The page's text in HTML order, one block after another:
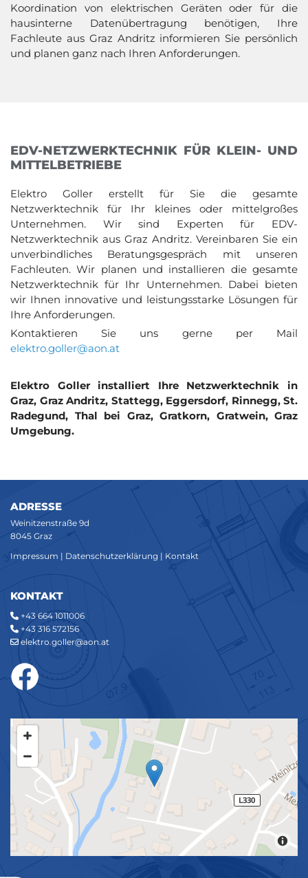
Koordination von elektrischen Geräten oder für die
hausinterne Datenübertragung benötigen, Ihre
Fachleute aus Graz Andritz informieren Sie persönlich
und planen ganz nach Ihren Anforderungen.
EDV-NETZWERKTECHNIK FÜR KLEIN- UND
MITTELBETRIEBE
Elektro Goller erstellt für Sie die gesamte
Netzwerktechnik für Ihr kleines oder mittelgroßes
Unternehmen. Wir sind Experten für EDV-
Netzwerktechnik aus Graz Andritz. Vereinbaren Sie ein
unverbindliches Beratungsgespräch mit unseren
Fachleuten. Wir planen und installieren die gesamte
Netzwerktechnik für Ihr Unternehmen. Dabei bieten
wir Ihnen innovative und leistungsstarke Lösungen für
Ihre Anforderungen.
Kontaktieren Sie uns gerne per Mail
elektro.goller@aon.at
Elektro Goller installiert Ihre Netzwerktechnik in
Graz, Graz Andritz, Stattegg, Eggersdorf, Rinnegg, St.
Radegund, Thal bei Graz, Gratkorn, Gratwein, Graz
Umgebung.
ADRESSE
Weinitzenstraße 9d
8045 Graz
Impressum | Datenschutzerklärung | Kontakt
KONTAKT
 +43 664 1011006
 +43 316 572156
 elektro.goller@aon.at